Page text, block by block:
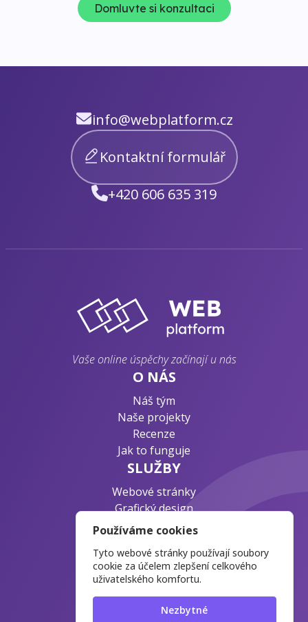
Domluvte si konzultaci
info@webplatform.cz
Kontaktní formulář
+420 606 635 319
Vaše online úspěchy začínají u nás
O NÁS
Náš tým
Naše projekty
Recenze
Jak to funguje
SLUŽBY
Webové stránky
Grafický design
Byznys konzultace
Ochrana osobních údajů
Časté otázky
Blog o webdesignu
Používáme cookies
Tyto webové stránky používají soubory
cookie za účelem zlepšení celkového
uživatelského komfortu.
Nezbytné